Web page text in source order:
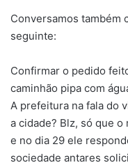
Conversamos também
seguinte:
Confirmar o pedido
caminhão pipa com
A prefeitura na fala do
a cidade? Blz, só que
e no dia 29 ele
sociedade antares